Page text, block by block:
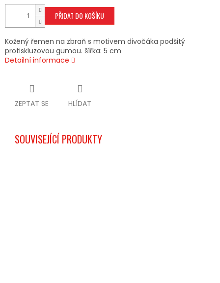
PŘIDAT DO KOŠÍKU
Kožený řemen na zbraň s motivem divočáka podšitý
protiskluzovou gumou. šířka: 5 cm
Detailní informace
ZEPTAT SE HLÍDAT
SOUVISEJÍCÍ PRODUKTY